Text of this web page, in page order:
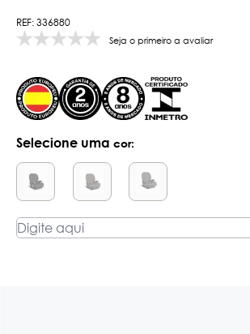
REF: 336880
Seja o primeiro a avaliar
Selecione uma cor: